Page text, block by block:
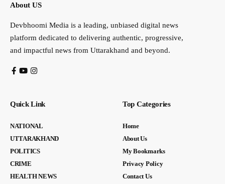
About US
Devbhoomi Media is a leading, unbiased digital news
platform dedicated to delivering authentic, progressive,
and impactful news from Uttarakhand and beyond.
Quick Link
NATIONAL
UTTARAKHAND
POLITICS
CRIME
HEALTH NEWS
Top Categories
Home
About Us
My Bookmarks
Privacy Policy
Contact Us